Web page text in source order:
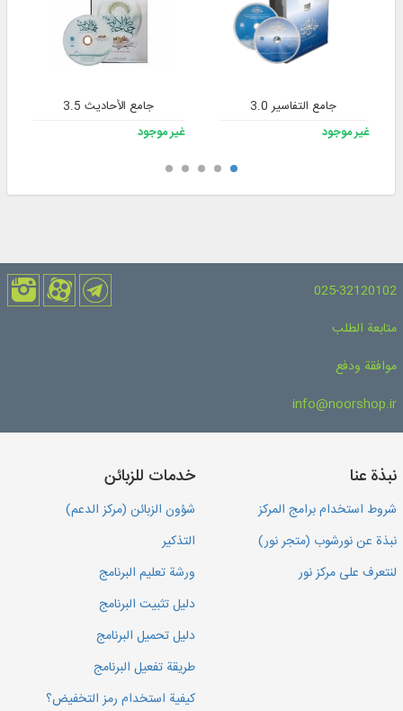
جامع التفاسير 3.0
غير موجود
جامع الأحاديث 3.5
غير موجود
025-32120102
متابعة الطلب
موافقة ودفع
info@noorshop.ir
نبذة عنا
شروط استخدام برامج المركز
نبذة عن نورشوب (متجر نور)
لنتعرف على مركز نور
خدمات للزبائن
شؤون الزبائن (مركز الدعم)
التذكير
ورشة تعليم البرنامج
دليل تثبيت البرنامج
دليل تحميل البرنامج
طريقة تفعيل البرنامج
كيفية استخدام رمز التخفيض؟